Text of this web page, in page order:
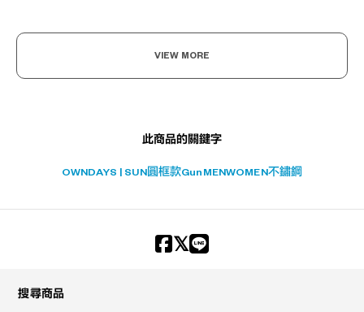
VIEW MORE
此商品的關鍵字
OWNDAYS | SUN圓框款Gun MENWOMEN不鏽鋼
搜尋商品